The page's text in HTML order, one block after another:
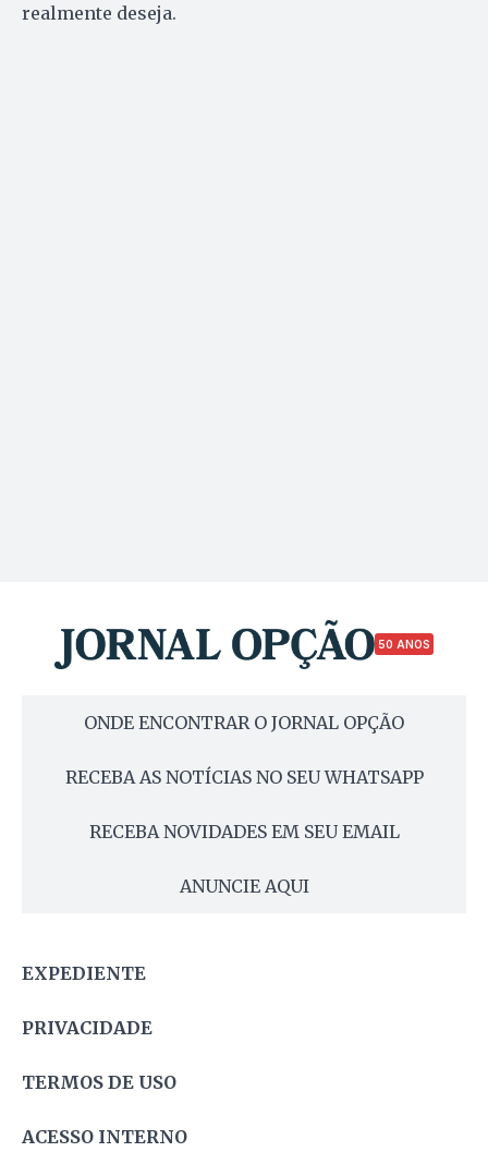
realmente deseja.
50 ANOS
ONDE ENCONTRAR O JORNAL OPÇÃO
RECEBA AS NOTÍCIAS NO SEU WHATSAPP
RECEBA NOVIDADES EM SEU EMAIL
ANUNCIE AQUI
EXPEDIENTE
PRIVACIDADE
TERMOS DE USO
ACESSO INTERNO